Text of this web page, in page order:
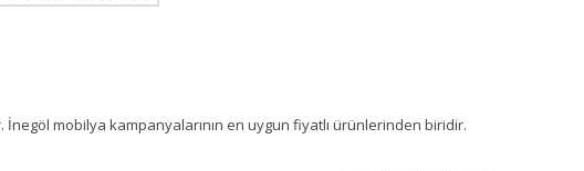
mobilya kampanyalarının en uygun fiyatlı ürünlerinden biridir.